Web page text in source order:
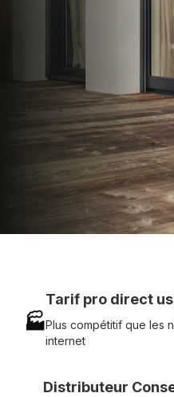
d'achat - Assistance
service réactif avec
07 83 35 69 17
MON DEVIS
Voir tous nos produits
🏭
Tarif pro direct
Plus compétitif que les
internet
Distributeur